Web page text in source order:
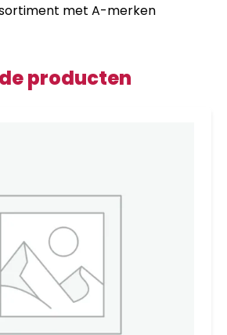
met A-merken
producten